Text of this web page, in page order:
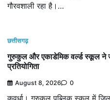
गौरवशाली रहा है।…
छत्तीसगढ़
गुरुकुल और एकाडेमिक वर्ल्ड स्कूल ने
प्रतियोगिता
August 8, 2026 0